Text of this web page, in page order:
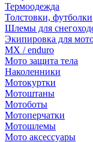
Термоодежда
Толстовки, футболки
Шлемы для
Экипировка для
MX / enduro
Мото защита тела
Наколенники
Мотокуртки
Мотоштаны
Мотоботы
Мотоперчатки
Мотошлемы
Мото аксессуары